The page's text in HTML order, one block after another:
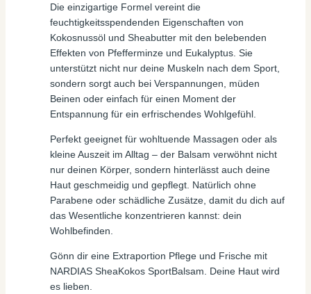
Die einzigartige Formel vereint die
feuchtigkeitsspendenden Eigenschaften von
Kokosnussöl und Sheabutter mit den belebenden
Effekten von Pfefferminze und Eukalyptus. Sie
unterstützt nicht nur deine Muskeln nach dem Sport,
sondern sorgt auch bei Verspannungen, müden
Beinen oder einfach für einen Moment der
Entspannung für ein erfrischendes Wohlgefühl.
Perfekt geeignet für wohltuende Massagen oder als
kleine Auszeit im Alltag – der Balsam verwöhnt nicht
nur deinen Körper, sondern hinterlässt auch deine
Haut geschmeidig und gepflegt. Natürlich ohne
Parabene oder schädliche Zusätze, damit du dich auf
das Wesentliche konzentrieren kannst: dein
Wohlbefinden.
Gönn dir eine Extraportion Pflege und Frische mit
NARDIAS SheaKokos SportBalsam. Deine Haut wird
es lieben.